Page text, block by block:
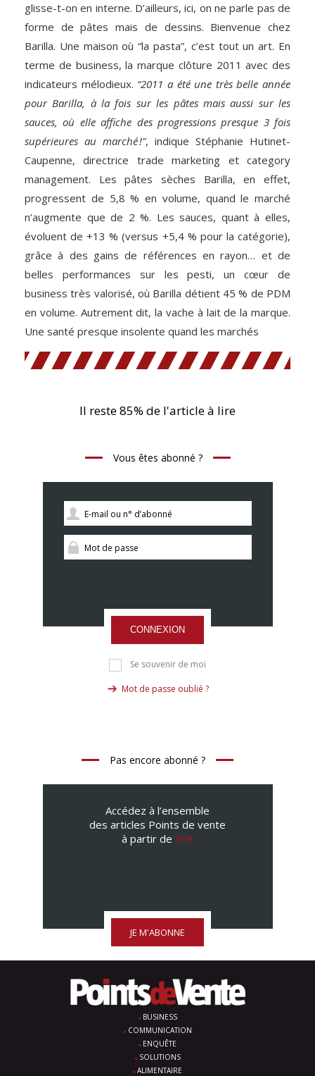
glisse-t-on en interne. D’ailleurs, ici, on ne parle pas de
forme de pâtes mais de dessins. Bienvenue chez
Barilla. Une maison où “la pasta”, c’est tout un art. En
terme de business, la marque clôture 2011 avec des
indicateurs mélodieux. “2011 a été une très belle année
pour Barilla, à la fois sur les pâtes mais aussi sur les
sauces, où elle affiche des progressions presque 3 fois
supérieures au marché !”, indique Stéphanie Hutinet-
Caupenne, directrice trade marketing et category
management. Les pâtes sèches Barilla, en effet,
progressent de 5,8 % en volume, quand le marché
n’augmente que de 2 %. Les sauces, quant à elles,
évoluent de +13 % (versus +5,4 % pour la catégorie),
grâce à des gains de références en rayon… et de
belles performances sur les pesti, un cœur de
business très valorisé, où Barilla détient 45 % de PDM
en volume. Autrement dit, la vache à lait de la marque.
Une santé presque insolente quand les marchés
Il reste 85% de l'article à lire
Vous êtes abonné ?
CONNEXION
Se souvenir de moi
Mot de passe oublié ?
Pas encore abonné ?
Accédez à l’ensemble
des articles Points de vente
à partir de 95€
JE M'ABONNE
BUSINESS
COMMUNICATION
ENQUÊTE
SOLUTIONS
ALIMENTAIRE